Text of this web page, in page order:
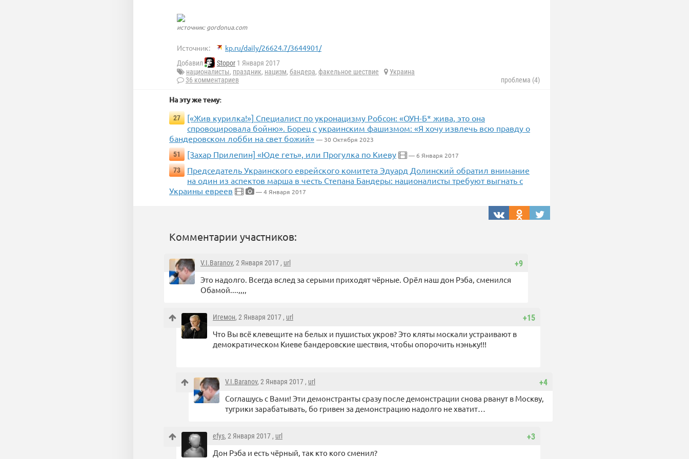
источник: gordonua.com
Источник: kp.ru/daily/26624.7/3644901/
Добавил Stopor 1 Января 2017
националисты, праздник, нацизм, бандера, факельное шествие
Украина
36 комментариев
проблема (4)
На эту же тему:
27
[«Жив курилка!»] Специалист по укронацизму Робсон: «ОУН-Б* жива, это она
спровоцировала бойню». Борец с украинским фашизмом: «Я хочу извлечь всю правду о
бандеровском лобби на свет божий» — 30 Октября 2023
51
[Захар Прилепин] «Юде геть», или Прогулка по Киеву
— 6 Января 2017
73
Председатель Украинского еврейского комитета Эдуард Долинский обратил внимание
на один из аспектов марша в честь Степана Бандеры: националисты требуют выгнать с
Украины евреев
— 4 Января 2017
Комментарии участников:
+9
V.I.Baranov, 2 Января 2017 , url
Это надолго. Всегда вслед за серыми приходят чёрные. Орёл наш дон Рэба, сменился
Обамой....,,,,
+15
Игемон, 2 Января 2017 , url
Что Вы всё клевещите на белых и пушистых укров? Это кляты москали устраивают в
демократическом Киеве бандеровские шествия, чтобы опорочить нэньку!!!
+4
V.I.Baranov, 2 Января 2017 , url
Соглашусь с Вами! Эти демонстранты сразу после демонстрации снова рванут в Москву,
тугрики зарабатывать, бо гривен за демонстрацию надолго не хватит…
+3
efys, 2 Января 2017 , url
Дон Рэба и есть чёрный, так кто кого сменил?